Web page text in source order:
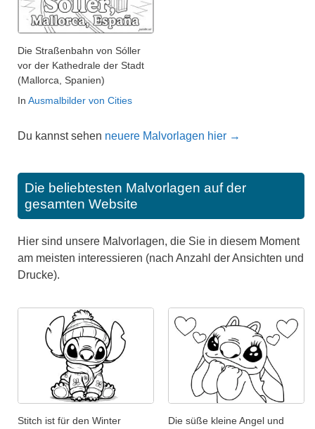
Die Straßenbahn von Sóller
vor der Kathedrale der Stadt
(Mallorca, Spanien)
In Ausmalbilder von Cities
Du kannst sehen neuere Malvorlagen hier →
Die beliebtesten Malvorlagen auf der
gesamten Website
Hier sind unsere Malvorlagen, die Sie in diesem Moment
am meisten interessieren (nach Anzahl der Ansichten und
Drucke).
Stitch ist für den Winter
Die süße kleine Angel und